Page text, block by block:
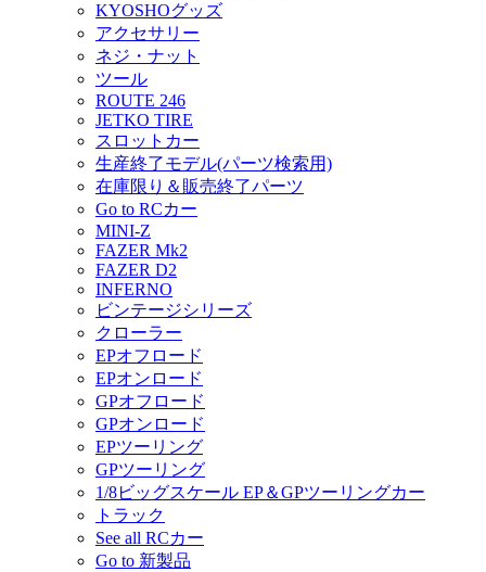
KYOSHOグッズ
アクセサリー
ネジ・ナット
ツール
ROUTE 246
JETKO TIRE
スロットカー
生産終了モデル(パーツ検索用)
在庫限り＆販売終了パーツ
Go to RCカー
MINI-Z
FAZER Mk2
FAZER D2
INFERNO
ビンテージシリーズ
クローラー
EPオフロード
EPオンロード
GPオフロード
GPオンロード
EPツーリング
GPツーリング
1/8ビッグスケール EP＆GPツーリングカー
トラック
See all RCカー
Go to 新製品